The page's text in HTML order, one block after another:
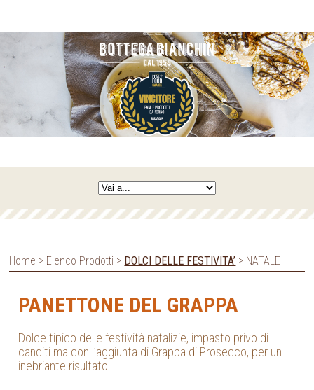
Home > Elenco Prodotti > DOLCI DELLE FESTIVITA’ > NATALE
PANETTONE DEL GRAPPA
Dolce tipico delle festività natalizie, impasto privo di
canditi ma con l’aggiunta di Grappa di Prosecco, per un
inebriante risultato.